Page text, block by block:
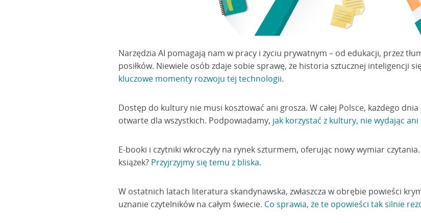
Narzędzia AI pomagają nam w pracy i życiu prywatnym – od edukacji, przez
posiłków. Niewiele osób zdaje sobie sprawę, że historia sztucznej inteligencji
kluczowe momenty rozwoju tej technologii.
Dostęp do kultury nie musi kosztować ani grosza. W całej Polsce, każdego
otwarte dla wszystkich. Podpowiadamy, jak korzystać z kultury, nie wydając ani
E-booki i czytniki wkroczyły na rynek szturmem, oferując nowy wymiar
książek? Przyjrzyjmy się temu z bliska.
W ostatnich latach literatura skandynawska, zwłaszcza w obrębie powieści
uznanie czytelników na całym świecie. Co sprawia, że te opowieści tak silnie